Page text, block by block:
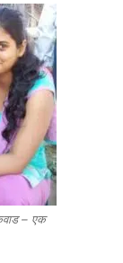
– एक